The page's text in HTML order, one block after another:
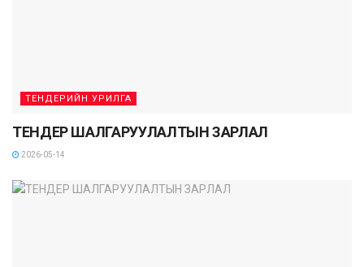
ТЕНДЕРИЙН УРИЛГА
ТЕНДЕР ШАЛГАРУУЛАЛТЫН ЗАРЛАЛ
2026-05-14